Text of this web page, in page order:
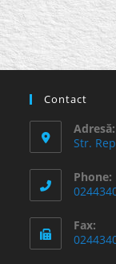
Contact
Adresă:
Str.
Phone:
Fax: